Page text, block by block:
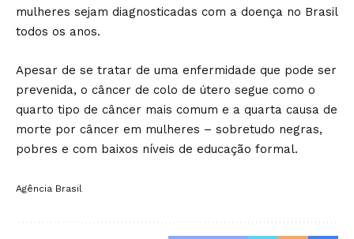
mulheres sejam diagnosticadas com a doença no Brasil
todos os anos.
Apesar de se tratar de uma enfermidade que pode ser
prevenida, o câncer de colo de útero segue como o
quarto tipo de câncer mais comum e a quarta causa de
morte por câncer em mulheres – sobretudo negras,
pobres e com baixos níveis de educação formal.
Agência Brasil